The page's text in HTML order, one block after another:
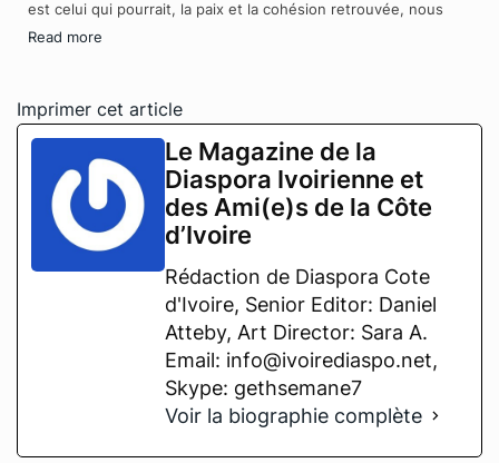
est celui qui pourrait, la paix et la cohésion retrouvée, nous
Read more
Imprimer cet article
Le Magazine de la
Diaspora Ivoirienne et
des Ami(e)s de la Côte
d’Ivoire
Rédaction de Diaspora Cote
d'Ivoire, Senior Editor: Daniel
Atteby, Art Director: Sara A.
Email: info@ivoirediaspo.net,
Skype: gethsemane7
Voir la biographie complète